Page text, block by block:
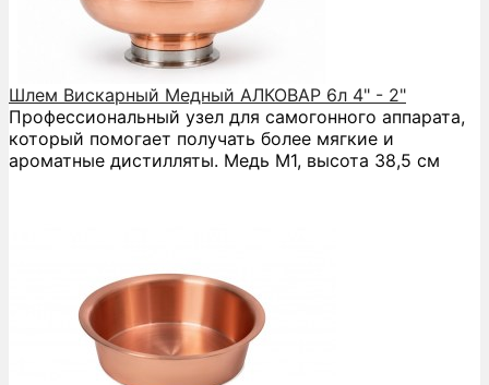
Шлем Вискарный Медный АЛКОВАР 6л 4" - 2"
Профессиональный узел для самогонного аппарата,
который помогает получать более мягкие и
ароматные дистилляты. Медь М1, высота 38,5 см